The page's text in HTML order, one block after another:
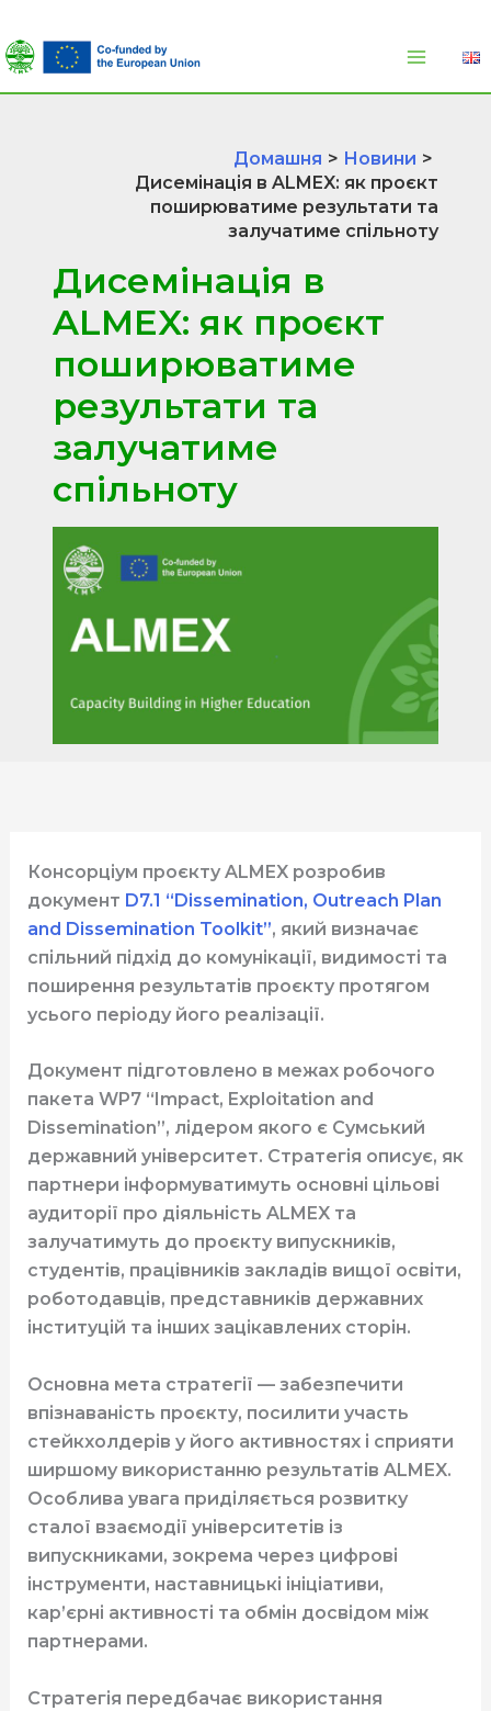
до
вмісту
Домашня
Новини
Дисемінація в ALMEX: як проєкт
поширюватиме результати та
залучатиме спільноту
Дисемінація в
ALMEX: як проєкт
поширюватиме
результати та
залучатиме
спільноту
Консорціум проєкту ALMEX розробив
документ D7.1 “Dissemination, Outreach Plan
and Dissemination Toolkit”, який визначає
спільний підхід до комунікації, видимості та
поширення результатів проєкту протягом
усього періоду його реалізації.
Документ підготовлено в межах робочого
пакета WP7 “Impact, Exploitation and
Dissemination”, лідером якого є Сумський
державний університет. Стратегія описує, як
партнери інформуватимуть основні цільові
аудиторії про діяльність ALMEX та
залучатимуть до проєкту випускників,
студентів, працівників закладів вищої освіти,
роботодавців, представників державних
інституцій та інших зацікавлених сторін.
Основна мета стратегії — забезпечити
впізнаваність проєкту, посилити участь
стейкхолдерів у його активностях і сприяти
ширшому використанню результатів ALMEX.
Особлива увага приділяється розвитку
сталої взаємодії університетів із
випускниками, зокрема через цифрові
інструменти, наставницькі ініціативи,
кар’єрні активності та обмін досвідом між
партнерами.
Стратегія передбачає використання